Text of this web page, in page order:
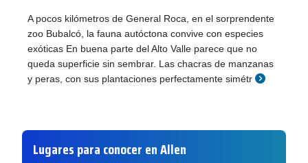
A pocos kilómetros de General Roca, en el sorprendente
zoo Bubalcó, la fauna autóctona convive con especies
exóticas En buena parte del Alto Valle parece que no
queda superficie sin sembrar. Las chacras de manzanas
y peras, con sus plantaciones perfectamente simétr
Lugares para conocer en Allen